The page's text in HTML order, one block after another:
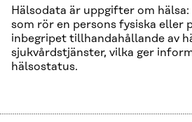
Hälsodata är uppgifter om
som rör en persons fysiska eller
inbegripet tillhandahållande av
sjukvårdstjänster, vilka ger
hälsostatus.